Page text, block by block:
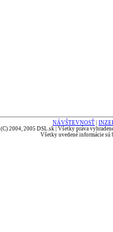
NÁVŠTEVNOSŤ
(C) 2004, 2005 DSL.sk | Všetky práva
Všetky uvedené informácie sú